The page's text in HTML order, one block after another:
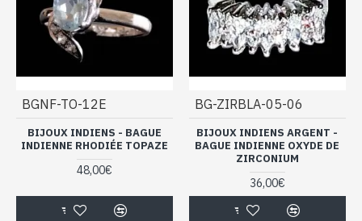
BGNF-TO-12E
BIJOUX INDIENS - BAGUE
INDIENNE RHODIÉE TOPAZE
48,00€
BG-ZIRBLA-05-06
BIJOUX INDIENS ARGENT -
BAGUE INDIENNE OXYDE DE
ZIRCONIUM
36,00€